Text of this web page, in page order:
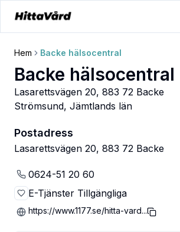
Hem Backe hälsocentral
Backe hälsocentral
Lasarettsvägen 20, 883 72 Backe
Strömsund, Jämtlands län
Postadress
Lasarettsvägen 20, 883 72 Backe
0624-51 20 60
E-Tjänster Tillgängliga
https://www.1177.se/hitta-vard...